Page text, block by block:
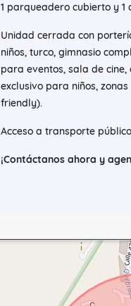
1 parqueadero cubierto y 1
Unidad cerrada con
niños, turco, gimnasio
para eventos, sala de
exclusivo para niños,
friendly).
Acceso a transporte
¡Contáctanos ahora y